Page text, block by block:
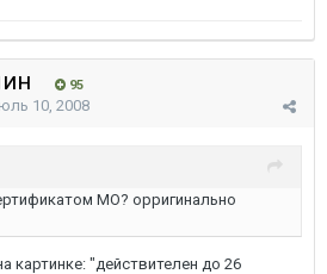
95
10, 2008
МО? орригинально
картинке: "действителен до 26